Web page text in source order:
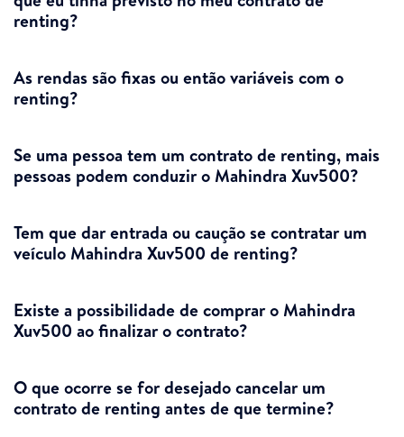
renting?
As rendas são fixas ou então variáveis com o
renting?
Se uma pessoa tem um contrato de renting, mais
pessoas podem conduzir o Mahindra Xuv500?
Tem que dar entrada ou caução se contratar um
veículo Mahindra Xuv500 de renting?
Existe a possibilidade de comprar o Mahindra
Xuv500 ao finalizar o contrato?
O que ocorre se for desejado cancelar um
contrato de renting antes de que termine?